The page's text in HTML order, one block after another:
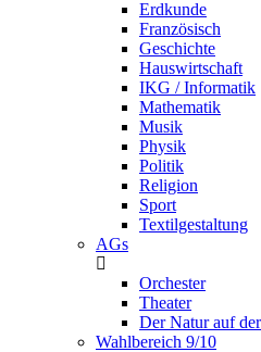
Erdkunde
Französisch
Geschichte
Hauswirtschaft
IKG / Informatik
Mathematik
Musik
Physik
Politik
Religion
Sport
Textilgestaltung
AGs
Orchester
Theater
Der Natur auf
Wahlbereich 9/10